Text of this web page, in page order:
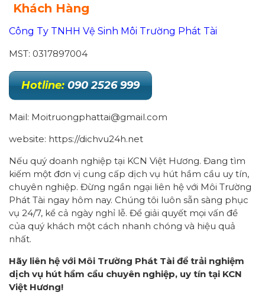
Khách Hàng
Công Ty TNHH Vệ Sinh Môi Trường Phát Tài
MST: 0317897004
Hotline: 090 2526 999
Mail: Moitruongphattai@gmail.com
website: https://dichvu24h.net
Nếu quý doanh nghiệp tại KCN Việt Hương. Đang tìm
kiếm một đơn vị cung cấp dịch vụ hút hầm cầu uy tín,
chuyên nghiệp. Đừng ngần ngại liên hệ với Môi Trường
Phát Tài ngay hôm nay. Chúng tôi luôn sẵn sàng phục
vụ 24/7, kể cả ngày nghỉ lễ. Để giải quyết mọi vấn đề
của quý khách một cách nhanh chóng và hiệu quả
nhất.
Hãy liên hệ với Môi Trường Phát Tài để trải nghiệm
dịch vụ hút hầm cầu chuyên nghiệp, uy tín tại KCN
Việt Hương!